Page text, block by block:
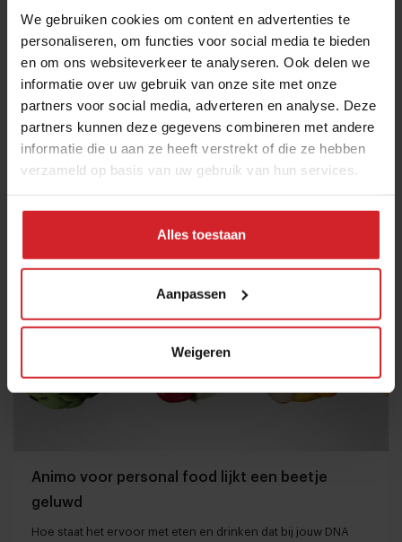
We gebruiken cookies om content en advertenties te
personaliseren, om functies voor social media te bieden
en om ons websiteverkeer te analyseren. Ook delen we
informatie over uw gebruik van onze site met onze
partners voor social media, adverteren en analyse. Deze
partners kunnen deze gegevens combineren met andere
informatie die u aan ze heeft verstrekt of die ze hebben
verzameld op basis van uw gebruik van hun services.
Alles toestaan
Aanpassen
Weigeren
Hoe Melody Mok met chilisaus haar droom
waarmaakt in Dubai
Een feelgood story in tijden van coronacrisis
19 januari 2022 | 3 min
Producenten Corona
Animo voor personal food lijkt een beetje
geluwd
Hoe staat het ervoor met eten en drinken dat bij jouw DNA